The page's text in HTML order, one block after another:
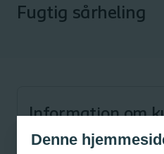
Denne
Fugtig sårheling
Information om
Start